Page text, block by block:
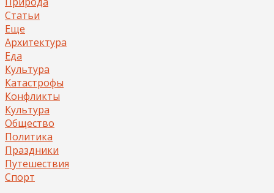
Статьи
Еще
Архитектура
Еда
Культура
Катастрофы
Конфликты
Культура
Общество
Политика
Праздники
Путешествия
Спорт